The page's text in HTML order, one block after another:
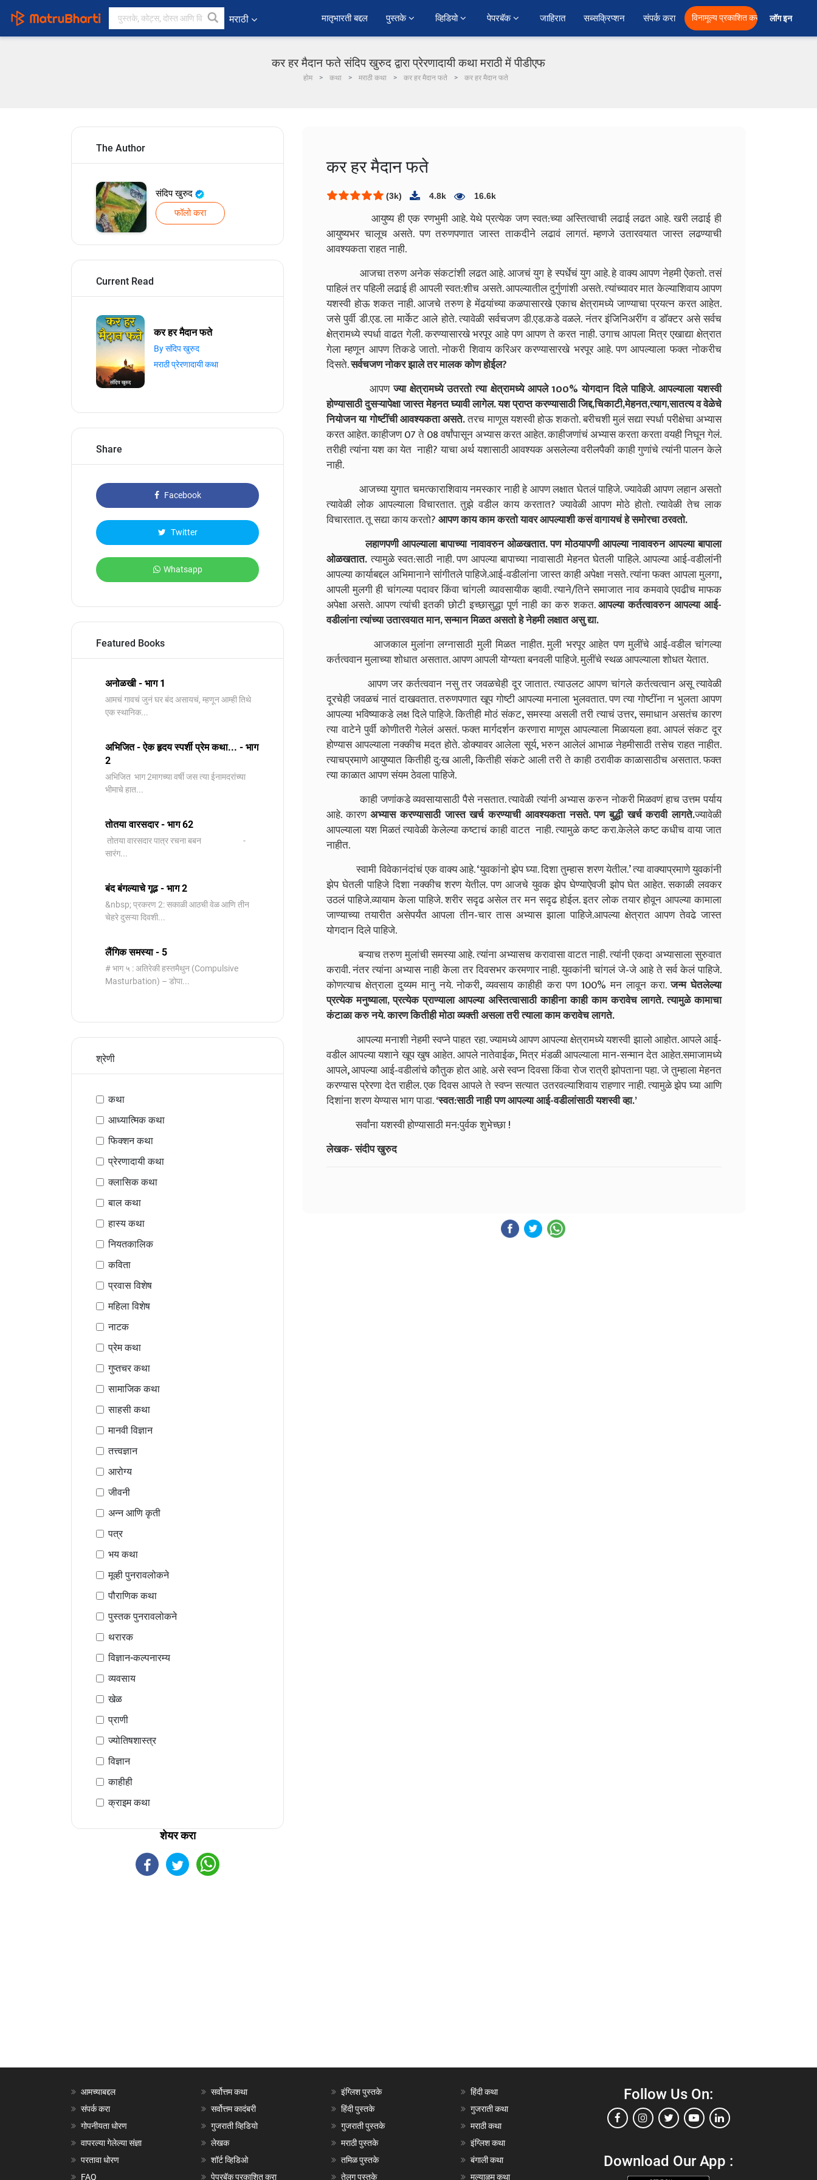
मराठी ﻿मातृभारती बद्दल पुस्तके व्हिडियो पेपरबॅक जाहिरात सब्सक्रिप्शन संपर्क करा विनामूल्य प्रकाशित करा लॉग इन
कर हर मैदान फते संदिप खुरुद द्वारा प्रेरणादायी कथा मराठी में पीडीएफ
होम कथा मराठी कथा कर हर मैदान फते कर हर मैदान फते
The Author
संदिप खुरुद
फॉलो करा
Current Read
कर हर मैदान फते
By संदिप खुरुद
मराठी प्रेरणादायी कथा
Share
Facebook
Twitter
Whatsapp
Featured Books
अनोळखी - भाग 1
आमचं गावचं जुनं घर बंद असायचं, म्हणून आम्ही तिथे
एक स्थानिक...
अभिजित - ऐक हृदय स्पर्शी प्रेम कथा... - भाग
2
️अभिजित ️ भाग 2मागच्या वर्षी जस त्या ईनामदरांच्या
भीमाचे हात...
तोतया वारसदार - भाग 62
तोतया वारसदार पात्र रचना बबन -
सारंग...
बंद बंगल्याचे गूढ - भाग 2
&nbsp; प्रकरण 2: सकाळी आठची वेळ आणि तीन
चेहरे दुसऱ्या दिवशी...
लैंगिक समस्या - 5
# भाग ५ : अतिरेकी हस्तमैथुन (Compulsive
Masturbation) – डोपा...
श्रेणी
कथा
आध्यात्मिक कथा
फिक्शन कथा
प्रेरणादायी कथा
क्लासिक कथा
बाल कथा
हास्य कथा
नियतकालिक
कविता
प्रवास विशेष
महिला विशेष
नाटक
प्रेम कथा
गुप्तचर कथा
सामाजिक कथा
साहसी कथा
मानवी विज्ञान
तत्त्वज्ञान
आरोग्य
जीवनी
अन्न आणि कृती
पत्र
भय कथा
मूव्ही पुनरावलोकने
पौराणिक कथा
पुस्तक पुनरावलोकने
थरारक
विज्ञान-कल्पनारम्य
व्यवसाय
खेळ
प्राणी
ज्योतिषशास्त्र
विज्ञान
काहीही
क्राइम कथा
शेयर करा
कर हर मैदान फते
(3k) 4.8k 16.6k
आयुष्य ही एक रणभुमी आहे. येथे प्रत्येक जण स्वत:च्या अस्तित्वाची लढाई लढत आहे. खरी लढाई ही
आयुष्यभर चालूच असते. पण तरुणपणात जास्त ताकदीने लढावं लागतं. म्हणजे उतारवयात जास्त लढण्याची
आवश्यकता राहत नाही.
आजचा तरुण अनेक संकटांशी लढत आहे. आजचं युग हे स्पर्धेचं युग आहे. हे वाक्य आपण नेहमी ऐकतो. तसं
पाहिलं तर पहिली लढाई ही आपली स्वत:शीच असते. आपल्यातील दुर्गुणांशी असते. त्यांच्यावर मात केल्याशिवाय आपण
यशस्वी होऊ शकत नाही. आजचे तरुण हे मेंढयांच्या कळपासारखे एकाच क्षेत्रामध्ये जाण्याचा प्रयत्न करत आहेत.
जसे पुर्वी डी.एड. ला मार्केट आले होते. त्यावेळी सर्वचजण डी.एड.कडे वळले. नंतर इंजिनिअरींग व डॉक्टर असे सर्वच
क्षेत्रामध्ये स्पर्धा वाढत गेली. करण्यासारखे भरपूर आहे पण आपण ते करत नाही. उगाच आपला मित्र एखाद्या क्षेत्रात
गेला म्हणून आपण तिकडे जातो. नोकरी शिवाय करिअर करण्यासारखे भरपूर आहे. पण आपल्याला फक्त नोकरीच
दिसते.सर्वचजण नोकर झाले तर मालक कोण होईल?
आपणज्या क्षेत्रामध्ये उतरतो त्या क्षेत्रामध्ये आपले 100% योगदान दिले पाहिजे. आपल्याला यशस्वी
होण्यासाठी दुसऱ्यापेक्षा जास्त मेहनत घ्यावी लागेल. यश प्राप्त करण्यासाठी जिद्द,चिकाटी,मेहनत,त्याग,सातत्य व वेळेचे
नियोजन या गोष्टींची आवश्यकता असते.तरच माणूस यशस्वी होऊ शकतो. बरीचशी मुलं सद्या स्पर्धा परीक्षेचा अभ्यास
करत आहेत. काहीजण 07 ते 08 वर्षांपासून अभ्यास करत आहेत. काहीजणांचं अभ्यास करता करता वयही निघून गेलं.
तरीही त्यांना यश का येत नाही? याचा अर्थ यशासाठी आवश्यक असलेल्या वरीलपैकी काही गुणांचे त्यांनी पालन केले
नाही.
आजच्या युगात चमत्काराशिवाय नमस्कार नाही हे आपण लक्षात घेतलं पाहिजे. ज्यावेळी आपण लहान असतो
त्यावेळी लोक आपल्याला विचारतात. तुझे वडील काय करतात? ज्यावेळी आपण मोठे होतो. त्यावेळी तेच लाक
विचारतात. तू सद्या काय करतो?आपण काय काम करतो यावर आपल्याशी कसं वागायचं हे समोरचा ठरवतो.
लहाणपणी आपल्याला बापाच्या नावावरुन ओळखतात. पण मोठयापणी आपल्या नावावरुन आपल्या बापाला
ओळखतात.त्यामुळे स्वत:साठी नाही. पण आपल्या बापाच्या नावासाठी मेहनत घेतली पाहिले. आपल्या आई-वडीलांनी
आपल्या कार्याबद्दल अभिमानाने सांगीतले पाहिजे.आई-वडीलांना जास्त काही अपेक्षा नसते. त्यांना फक्त आपला मुलगा,
आपली मुलगी ही चांगल्या पदावर किंवा चांगली व्यावसायीक व्हावी. त्याने/तिने समाजात नाव कमवावे एवढीच माफक
अपेक्षा असते. आपण त्यांची इतकी छोटी इच्छासुद्धा पूर्ण नाही का करु शकत.आपल्या कर्तत्वावरुन आपल्या आई-
वडीलांना त्यांच्या उतारवयात मान, सन्मान मिळत असतो हे नेहमी लक्षात असु द्या.
आजकाल मुलांना लग्नासाठी मुली मिळत नाहीत. मुली भरपूर आहेत पण मुलींचे आई-वडील चांगल्या
कर्तत्ववान मुलाच्या शोधात असतात. आपण आपली योग्यता बनवली पाहिजे. मुलींचे स्थळ आपल्याला शोधत येतात.
आपण जर कर्तत्ववान नसु तर जवळचेही दूर जातात. त्याउलट आपण चांगले कर्तत्वत्वान असू त्यावेळी
दूरचेही जवळचं नातं दाखवतात. तरुणपणात खूप गोष्टी आपल्या मनाला भुलवतात. पण त्या गोष्टींना न भुलता आपण
आपल्या भविष्याकडे लक्ष दिले पाहिजे. कितीही मोठं संकट, समस्या असली तरी त्याचं उत्तर, समाधान असतंच कारण
त्या वाटेने पुर्वी कोणीतरी गेलेलं असतं. फक्त मार्गदर्शन करणारा माणूस आपल्याला मिळायला हवा. आपलं संकट दूर
होण्यास आपल्याला नक्कीच मदत होते. डोक्यावर आलेला सूर्य, भरुन आलेलं आभाळ नेहमीसाठी तसेच राहत नाहीत.
त्याचप्रमाणे आयुष्यात कितीही दु:ख आली, कितीही संकटे आली तरी ते काही ठरावीक काळासाठीच असतात. फक्त
त्या काळात आपण संयम ठेवला पाहिजे.
काही जणांकडे व्यवसायासाठी पैसे नसतात. त्यावेळी त्यांनी अभ्यास करुन नोकरी मिळवणं हाच उत्तम पर्याय
आहे. कारणअभ्यास करण्यासाठी जास्त खर्च करण्याची आवश्यकता नसते. पण बुद्धी खर्च करावी लागते.ज्यावेळी
आपल्याला यश मिळतं त्यावेळी केलेल्या कष्टाचं काही वाटत नाही. त्यामुळे कष्ट करा.केलेले कष्ट कधीच वाया जात
नाहीत.
स्वामी विवेकानंदांचं एक वाक्य आहे. ‘युवकांनो झेप घ्या. दिशा तुम्हास शरण येतील.’ त्या वाक्याप्रमाणे युवकांनी
झेप घेतली पाहिजे दिशा नक्कीच शरण येतील. पण आजचे युवक झेप घेण्याऐवजी झोप घेत आहेत. सकाळी लवकर
उठलं पाहिजे.व्यायाम केला पाहिजे. शरीर सदृढ असेल तर मन सदृढ होईल. इतर लोक तयार होवून आपल्या कामाला
जाण्याच्या तयारीत असेपर्यंत आपला तीन-चार तास अभ्यास झाला पाहिजे.आपल्या क्षेत्रात आपण तेवढे जास्त
योगदान दिले पाहिजे.
बऱ्याच तरुण मुलांची समस्या आहे. त्यांना अभ्यासच करावासा वाटत नाही. त्यांनी एकदा अभ्यासाला सुरुवात
करावी. नंतर त्यांना अभ्यास नाही केला तर दिवसभर करमणार नाही. युवकांनी चांगलं जे-जे आहे ते सर्व केलं पाहिजे.
कोणत्याच क्षेत्राला दुय्यम मानु नये. नोकरी, व्यवसाय काहीही करा पण 100% मन लावून करा.जन्म घेतलेल्या
प्रत्येक मनुष्याला, प्रत्येक प्राण्याला आपल्या अस्तित्वासाठी काहीना काही काम करावेच लागते. त्यामुळे कामाचा
कंटाळा करु नये. कारण कितीही मोठा व्यक्ती असला तरी त्याला काम करावेच लागते.
आपल्या मनाशी नेहमी स्वप्ने पाहत रहा. ज्यामध्ये आपण आपल्या क्षेत्रामध्ये यशस्वी झालो आहोत. आपले आई-
वडील आपल्या यशाने खूप खुष आहेत. आपले नातेवाईक, मित्र मंडळी आपल्याला मान-सन्मान देत आहेत.समाजामध्ये
आपले, आपल्या आई-वडीलांचे कौतुक होत आहे. असे स्वप्न दिवसा किंवा रोज रात्री झोपताना पहा. जे तुम्हाला मेहनत
करण्यास प्रेरणा देत राहील. एक दिवस आपले ते स्वप्न सत्यात उतरवल्याशिवाय राहणार नाही. त्यामुळे झेप घ्या आणि
दिशांना शरण येण्यास भाग पाडा.‘स्वत:साठी नाही पण आपल्या आई-वडीलांसाठी यशस्वी व्हा.’
सर्वांना यशस्वी होण्यासाठी मन:पुर्वक शुभेच्छा !
लेखक- संदीप खुरुद
आमच्याबद्दल
संपर्क करा
गोपनीयता धोरण
वापरल्या गेलेल्या संज्ञा
परतावा धोरण
FAQ
सर्वोत्तम कथा
सर्वोत्तम कादंबरी
गुजराती व्हिडियो
लेखक
शॉर्ट व्हिडिओ
पेपरबॅक प्रकाशित करा
इंग्लिश पुस्तके
हिंदी पुस्तके
गुजराती पुस्तके
मराठी पुस्तके
तमिळ पुस्तके
तेलगु पुस्तके
हिंदी कथा
गुजराती कथा
मराठी कथा
इंग्लिश कथा
बंगाली कथा
मल्याळम कथा
Follow Us On:
Download Our App :